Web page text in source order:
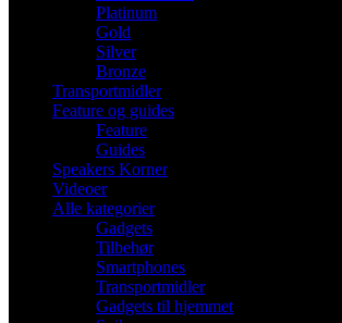
Platinum
Gold
Silver
Bronze
Transportmidler
Feature og guides
Feature
Guides
Speakers Korner
Videoer
Alle kategorier
Gadgets
Tilbehør
Smartphones
Transportmidler
Gadgets til hjemmet